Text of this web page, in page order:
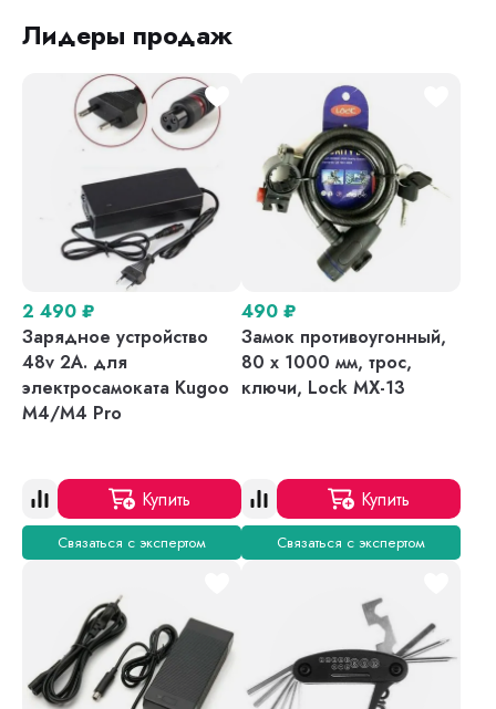
Лидеры продаж
2 490 ₽
Зарядное устройство
48v 2A. для
электросамоката Kugoo
M4/M4 Pro
Купить
Связаться с экспертом
490 ₽
Замок противоугонный,
80 х 1000 мм, трос,
ключи, Lock MX-13
Купить
Связаться с экспертом